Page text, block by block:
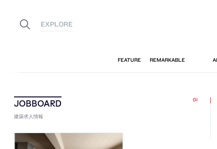
建築求人情報